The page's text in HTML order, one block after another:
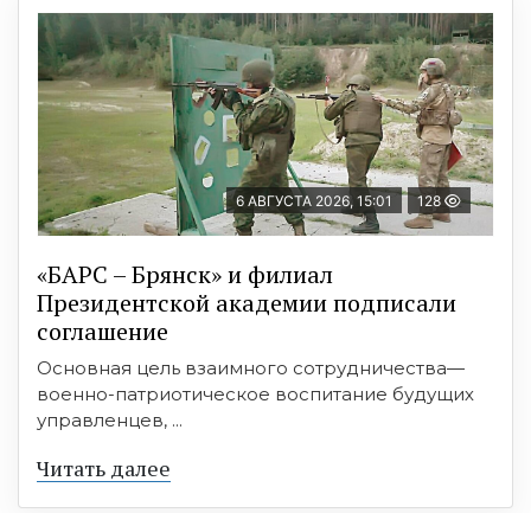
6 АВГУСТА 2026, 15:01 128
«БАРС – Брянск» и филиал
Президентской академии подписали
соглашение
Основная цель взаимного сотрудничества—
военно-патриотическое воспитание будущих
управленцев, ...
Читать далее